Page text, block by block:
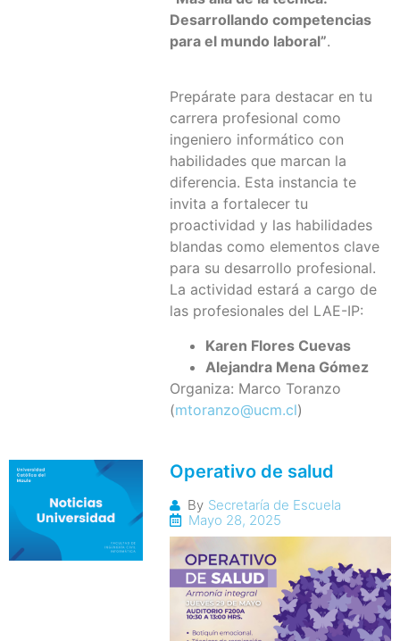
Desarrollando competencias
para el mundo laboral”.
Prepárate para destacar en tu
carrera profesional como
ingeniero informático con
habilidades que marcan la
diferencia. Esta instancia te
invita a fortalecer tu
proactividad y las habilidades
blandas como elementos clave
para su desarrollo profesional.
La actividad estará a cargo de
las profesionales del LAE-IP:
Karen Flores Cuevas
Alejandra Mena Gómez
Organiza: Marco Toranzo
(mtoranzo@ucm.cl)
Operativo de salud
By Secretaría de Escuela
Mayo 28, 2025